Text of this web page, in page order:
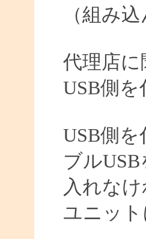
（組み
代理店
USB側
USB側
ブル
入れな
ユニッ